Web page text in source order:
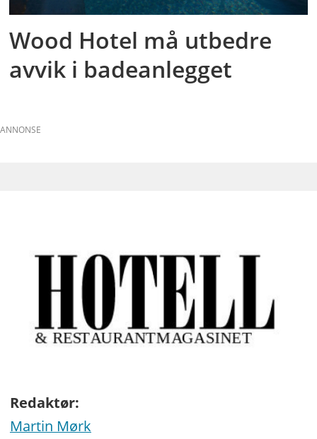
Wood Hotel må utbedre
avvik i badeanlegget
ANNONSE
Redaktør:
Martin Mørk